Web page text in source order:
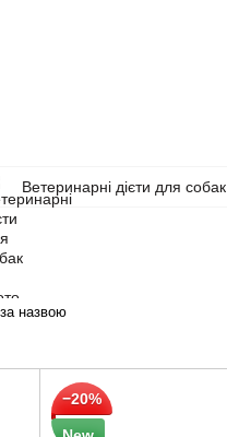
Ветеринарні дієти для собак
за назвою
−20%